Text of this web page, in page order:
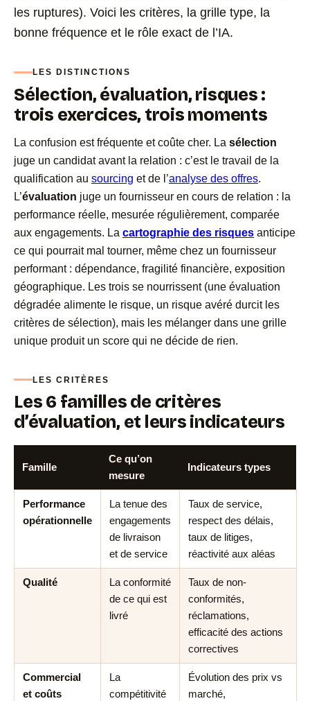
les ruptures). Voici les critères, la grille type, la
bonne fréquence et le rôle exact de l’IA.
LES DISTINCTIONS
Sélection, évaluation, risques :
trois exercices, trois moments
La confusion est fréquente et coûte cher. La sélection
juge un candidat avant la relation : c’est le travail de la
qualification au sourcing et de l’analyse des offres.
L’évaluation juge un fournisseur en cours de relation : la
performance réelle, mesurée régulièrement, comparée
aux engagements. La cartographie des risques anticipe
ce qui pourrait mal tourner, même chez un fournisseur
performant : dépendance, fragilité financière, exposition
géographique. Les trois se nourrissent (une évaluation
dégradée alimente le risque, un risque avéré durcit les
critères de sélection), mais les mélanger dans une grille
unique produit un score qui ne décide de rien.
LES CRITÈRES
Les 6 familles de critères
d’évaluation, et leurs indicateurs
Famille
Ce qu’on
mesure
Indicateurs types
Performance
opérationnelle
La tenue des
engagements
de livraison
et de service
Taux de service,
respect des délais,
taux de litiges,
réactivité aux aléas
Qualité
La conformité
de ce qui est
livré
Taux de non-
conformités,
réclamations,
efficacité des actions
correctives
Commercial
et coûts
La
compétitivité
Évolution des prix vs
marché,